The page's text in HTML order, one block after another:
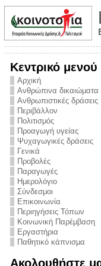
Κεντρικό μενού
Αρχική
Ανθρώπινα δικαιώματα
Ανθρωπιστικές δράσεις
Περιβάλλον
Πολιτισμός
Προαγωγή υγείας
Ψυχαγωγικές δράσεις
Γενικά
Προβολές
Παραγωγές
Ημερολόγιο
Σύνδεσμοι
Επικοινωνία
Περιηγήσεις Τόπων
Κοινωνική Παρέμβαση
Εργαστήρια
Παθητικό κάπνισμα
Ακολουθήστε
από την
την ημέρα
και
στο
Πρόληψης